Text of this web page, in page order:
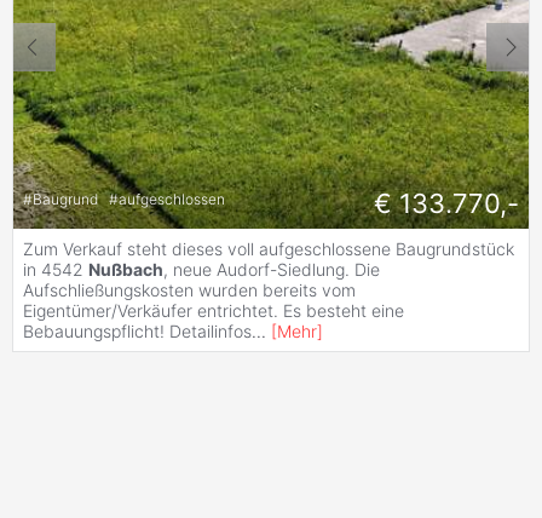
#Baugrund #aufgeschlossen € 133.770,-
Zum Verkauf steht dieses voll aufgeschlossene Baugrundstück
in 4542 Nußbach, neue Audorf-Siedlung. Die
Aufschließungskosten wurden bereits vom
Eigentümer/Verkäufer entrichtet. Es besteht eine
Bebauungspflicht! Detailinfos... [Mehr]